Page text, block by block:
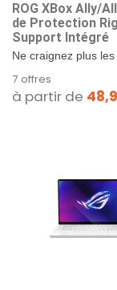
ROG XBox Ally/
de Protection
Support Intégré
Ne craignez plus
rigide résistante aux
7 offres
à partir de